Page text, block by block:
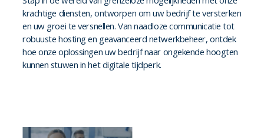
krachtige diensten, ontworpen om uw bedrijf te versterken
en uw groei te versnellen. Van naadloze communicatie tot
robuuste hosting en geavanceerd netwerkbeheer, ontdek
hoe onze oplossingen uw bedrijf naar ongekende hoogten
kunnen stuwen in het digitale tijdperk.